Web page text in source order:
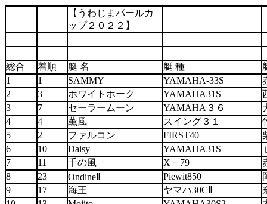
【うわじまパールカ
ップ２０２２】
総合 着順 艇 名 艇 種
1
1 SAMMY YAMAHA-33S
2
3 ホワイトホーク YAMAHA31S
3
7 セーラームーン YAMAHA３６
4
4 薫風 スイング３１
5
2 ファルコン FIRST40
6
10 Daisy YAMAHA31S
7
11 千の風 X－79
8
23 OndineⅡ Piewit850
9
17 海王 ヤマハ30CⅡ